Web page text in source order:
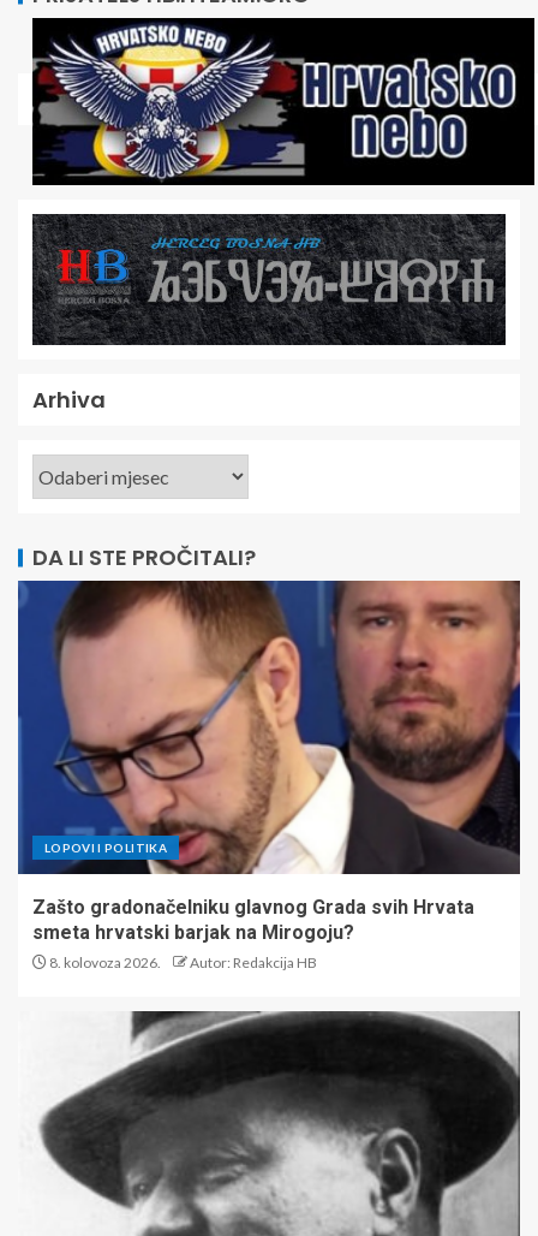
Arhiva
DA LI STE PROČITALI?
LOPOVI I POLITIKA
Zašto gradonačelniku glavnog Grada svih Hrvata
smeta hrvatski barjak na Mirogoju?
8. kolovoza 2026. Autor: Redakcija HB